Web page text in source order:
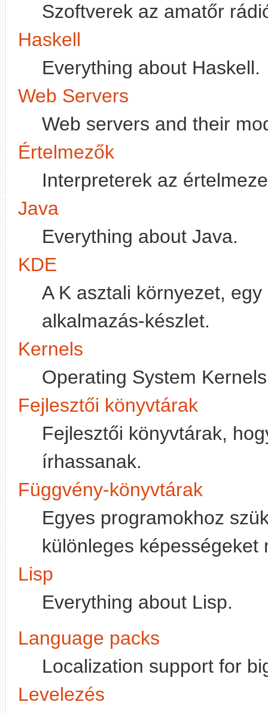
Szoftverek az amatőr
Haskell
Everything about Haskell.
Web Servers
Web servers and their
Értelmezők
Interpreterek az
Java
Everything about Java.
KDE
A K asztali környezet,
alkalmazás-készlet.
Kernels
Operating System
Fejlesztői könyvtárak
Fejlesztői könyvtárak,
írhassanak.
Függvény-könyvtárak
Egyes programokhoz
különleges képességeket
Lisp
Everything about Lisp.
Language packs
Localization support for
Levelezés